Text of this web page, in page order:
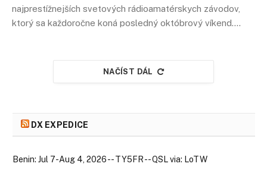
najprestížnejších svetových rádioamatérskych závodov,
ktorý sa každoročne koná posledný októbrový víkend.…
NAČÍST DÁL
DX EXPEDICE
Benin: Jul 7-Aug 4, 2026 -- TY5FR -- QSL via: LoTW